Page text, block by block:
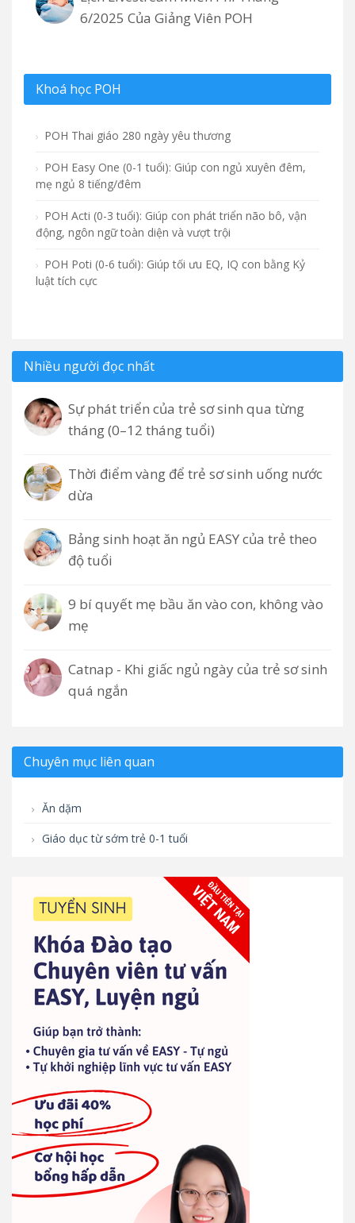
6/2025 Của Giảng Viên POH
Khoá học POH
POH Thai giáo 280 ngày yêu thương
POH Easy One (0-1 tuổi): Giúp con ngủ xuyên đêm,
mẹ ngủ 8 tiếng/đêm
POH Acti (0-3 tuổi): Giúp con phát triển não bô, vận
động, ngôn ngữ toàn diện và vượt trội
POH Poti (0-6 tuổi): Giúp tối ưu EQ, IQ con bằng Kỷ
luật tích cực
Nhiều người đọc nhất
Sự phát triển của trẻ sơ sinh qua từng
tháng (0–12 tháng tuổi)
Thời điểm vàng để trẻ sơ sinh uống nước
dừa
Bảng sinh hoạt ăn ngủ EASY của trẻ theo
độ tuổi
9 bí quyết mẹ bầu ăn vào con, không vào
mẹ
Catnap - Khi giấc ngủ ngày của trẻ sơ sinh
quá ngắn
Chuyên mục liên quan
Ăn dặm
Giáo dục từ sớm trẻ 0-1 tuổi